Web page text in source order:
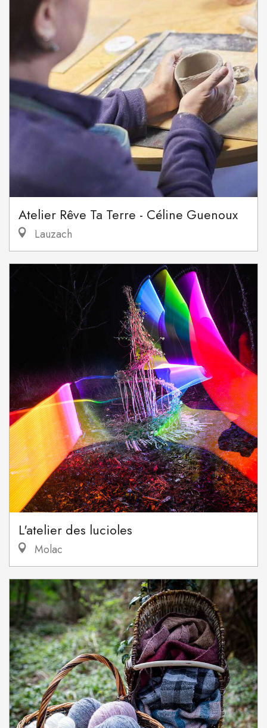
Atelier Rêve Ta Terre - Céline Guenoux
Lauzach
L'atelier des lucioles
Molac